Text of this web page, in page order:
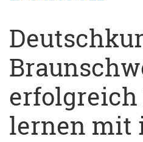
erfolgreich
lernen mit